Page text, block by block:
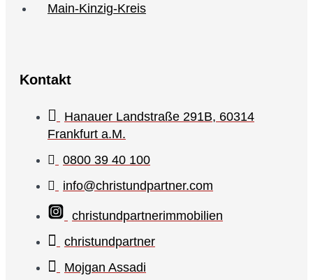
Main-Kinzig-Kreis
Kontakt
Hanauer Landstraße 291B, 60314
Frankfurt a.M.
0800 39 40 100
info@christundpartner.com
christundpartnerimmobilien
christundpartner
Mojgan Assadi